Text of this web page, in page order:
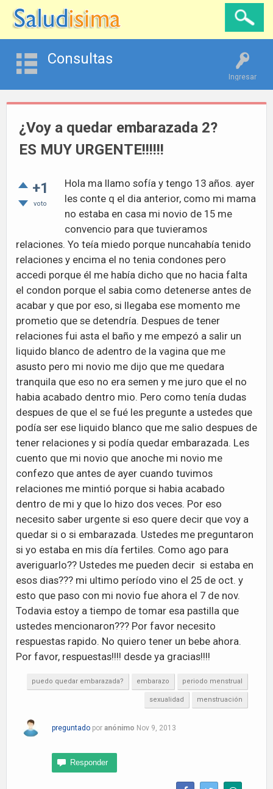
Ingresar
Consultas
¿Voy a quedar embarazada 2?
ES MUY URGENTE!!!!!!
+1
voto
Hola ma llamo sofía y tengo 13 años. ayer
les conte q el dia anterior, como mi mama
no estaba en casa mi novio de 15 me
convencio para que tuvieramos
relaciones. Yo teía miedo porque nuncahabía tenido
relaciones y encima el no tenia condones pero
accedi porque él me había dicho que no hacia falta
el condon porque el sabia como detenerse antes de
acabar y que por eso, si llegaba ese momento me
prometio que se detendría. Despues de tener
relaciones fui asta el baño y me empezó a salir un
liquido blanco de adentro de la vagina que me
asusto pero mi novio me dijo que me quedara
tranquila que eso no era semen y me juro que el no
habia acabado dentro mio. Pero como tenía dudas
despues de que el se fué les pregunte a ustedes que
podía ser ese liquido blanco que me salio despues de
tener relaciones y si podía quedar embarazada. Les
cuento que mi novio que anoche mi novio me
confezo que antes de ayer cuando tuvimos
relaciones me mintió porque si habia acabado
dentro de mi y que lo hizo dos veces. Por eso
necesito saber urgente si eso quere decir que voy a
quedar si o si embarazada. Ustedes me preguntaron
si yo estaba en mis día fertiles. Como ago para
averiguarlo?? Ustedes me pueden decir si estaba en
esos dias??? mi ultimo período vino el 25 de oct. y
esto que paso con mi novio fue ahora el 7 de nov.
Todavia estoy a tiempo de tomar esa pastilla que
ustedes mencionaron??? Por favor necesito
respuestas rapido. No quiero tener un bebe ahora.
Por favor, respuestas!!!! desde ya gracias!!!!
puedo quedar embarazada? embarazo periodo menstrual
sexualidad menstruación
preguntado por anónimo Nov 9, 2013